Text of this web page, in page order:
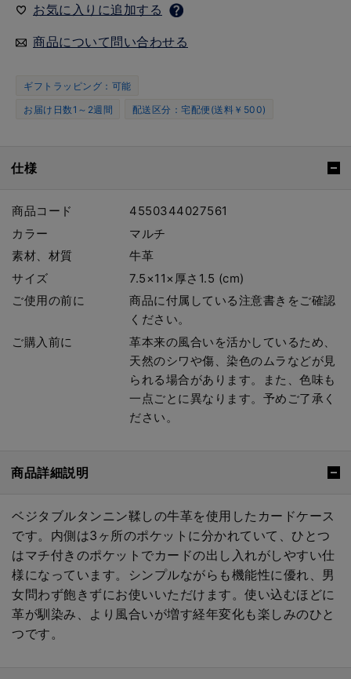
お気に入りに追加する
商品について問い合わせる
ギフトラッピング：可能
お届け日数1～2週間
配送区分：宅配便(送料￥500)
仕様
商品コード
4550344027561
カラー
マルチ
素材、材質
牛革
サイズ
7.5×11×厚さ1.5 (cm)
ご使用の前に
商品に付属している注意書きをご確認
ください。
ご購入前に
革本来の風合いを活かしているため、
天然のシワや傷、染色のムラなどが見
られる場合があります。また、色味も
一点ごとに異なります。予めご了承く
ださい。
商品詳細説明
ベジタブルタンニン鞣しの牛革を使用したカードケース
です。内側は3ヶ所のポケットに分かれていて、ひとつ
はマチ付きのポケットでカードの出し入れがしやすい仕
様になっています。シンプルながらも機能性に優れ、男
女問わず飽きずにお使いいただけます。使い込むほどに
革が馴染み、より風合いが増す経年変化も楽しみのひと
つです。